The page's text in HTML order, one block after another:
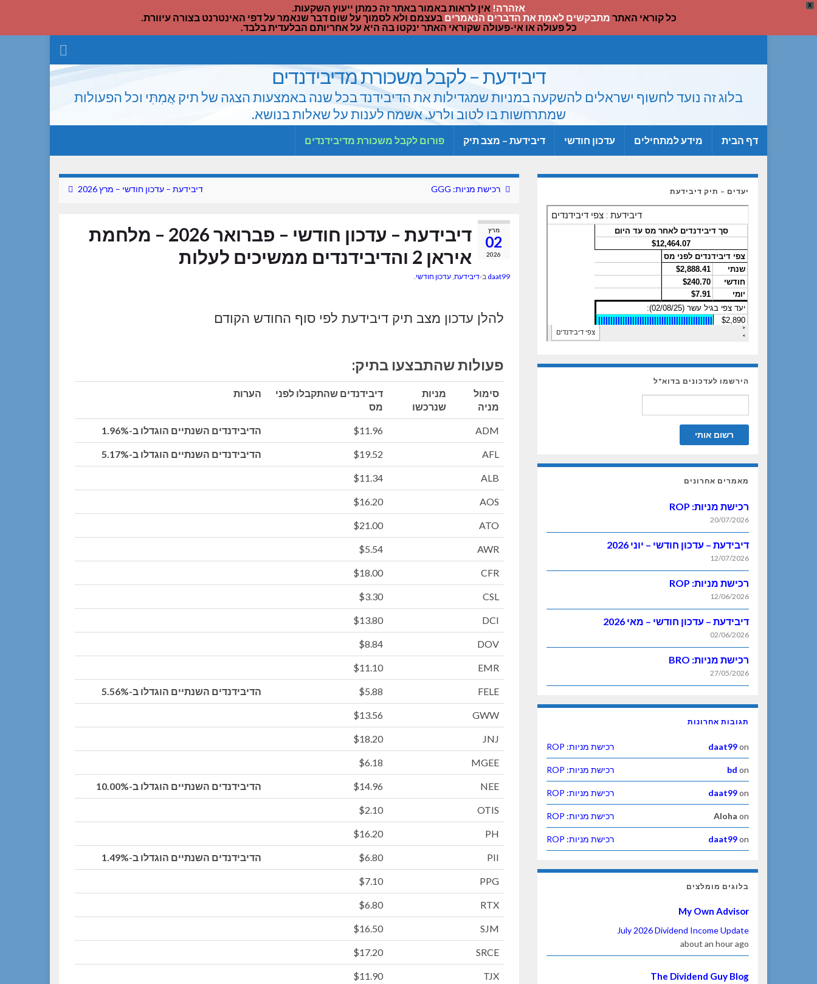
X אזהרה! אין לראות באמור באתר זה כמתן ייעוץ השקעות.
כל קוראי האתר מתבקשים לאמת את הדברים הנאמרים בעצמם ולא לסמוך על שום דבר שנאמר על דפי האינטרנט בצורה עיוורת.
כל פעולה או אי-פעולה שקוראי האתר ינקטו בה היא על אחריותם הבלעדית בלבד.
דיבידעת – לקבל משכורת מדיבידנדים
בלוג זה נועד לחשוף ישראלים להשקעה במניות שמגדילות את הדיבידנד בכל שנה באמצעות הצגה של תיק אֲמִתִּי וכל הפעולות
שמתרחשות בו לטוב ולרע. אשמח לענות על שאלות בנושא.
דף הבית מידע למתחילים עדכון חודשי דיבידעת – מצב תיק פורום לקבל משכורת מדיבידנדים
רכישת מניות: GGG דיבידעת – עדכון חודשי – מרץ 2026
מרץ
02
2026
דיבידעת – עדכון חודשי – פברואר 2026 – מלחמת
איראן 2 והדיבידנדים ממשיכים לעלות
daat99 ב-דיבידעת,עדכון חודשי.
להלן עדכון מצב תיק דיבידעת לפי סוף החודש הקודם
פעולות שהתבצעו בתיק:
סימול
מניה
מניות
שנרכשו
דיבידנדים שהתקבלו לפני
מס
הערות
ADM
$11.96 הדיבידנדים השנתיים הוגדלו ב-1.96%
AFL
$19.52 הדיבידנדים השנתיים הוגדלו ב-5.17%
ALB
$11.34
AOS
$16.20
ATO
$21.00
AWR
$5.54
CFR
$18.00
CSL
$3.30
DCI
$13.80
DOV
$8.84
EMR
$11.10
FELE
$5.88 הדיבידנדים השנתיים הוגדלו ב-5.56%
GWW
$13.56
JNJ
$18.20
MGEE
$6.18
NEE
$14.96 הדיבידנדים השנתיים הוגדלו ב-10.00%
OTIS
$2.10
PH
$16.20
PII
$6.80 הדיבידנדים השנתיים הוגדלו ב-1.49%
PPG
$7.10
RTX
$6.80
SJM
$16.50
SRCE
$17.20
TJX
$11.90
יעדים – תיק דיבידעת
הירשמו לעדכונים בדוא"ל
מאמרים אחרונים
רכישת מניות: ROP
20/07/2026
דיבידעת – עדכון חודשי – יוני 2026
12/07/2026
רכישת מניות: ROP
12/06/2026
דיבידעת – עדכון חודשי – מאי 2026
02/06/2026
רכישת מניות: BRO
27/05/2026
תגובות אחרונות
daat99on רכישת מניות: ROP
bd on רכישת מניות: ROP
daat99on רכישת מניות: ROP
Aloha on רכישת מניות: ROP
daat99on רכישת מניות: ROP
בלוגים מומלצים
My Own Advisor
July 2026 Dividend Income Update
about an hour ago
The Dividend Guy Blog